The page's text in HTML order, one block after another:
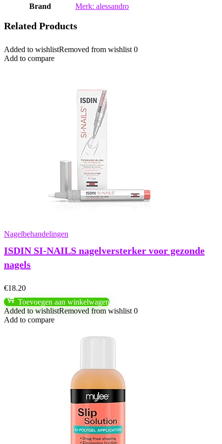
Brand
Merk: alessandro
Related Products
Added to wishlistRemoved from wishlist 0
Add to compare
Nagelbehandelingen
ISDIN SI-NAILS nagelversterker voor gezonde
nagels
€18.20
Toevoegen aan winkelwagen
Added to wishlistRemoved from wishlist 0
Add to compare